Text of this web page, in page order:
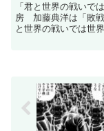
「君と世界の戦いで
房 加藤典洋は「敗
と世界の戦いでは世